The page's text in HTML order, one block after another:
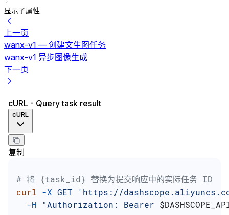
显示子属性
上一页
wanx-v1 — 创建文生图任务
wanx-v1 异步图像生成
下一页
cURL - Query task result
cURL
复制
# 将 {task_id} 替换为提交响应中的实际任务 ID
curl -X GET 'https://
  -H
"Authorization: Bearer